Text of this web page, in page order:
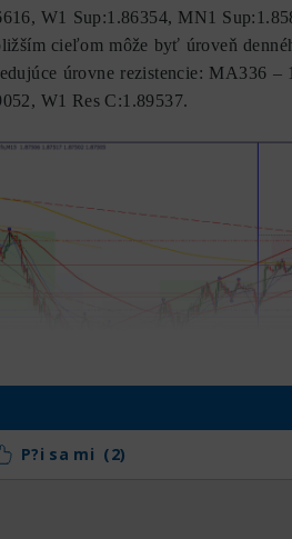
W1 Sup:1.86354, MN1
cieľom môže byť úroveň
úrovne rezistencie: МА336 –
W1 Res C:1.89537.
P?i sa mi (2)